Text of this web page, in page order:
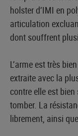
holster d’IMI en
articulation
dont souffrent
L’arme est très
extraite avec la
contre elle est bien
tomber. La
librement, ainsi